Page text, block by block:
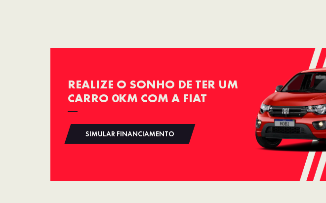
REALIZE O SONHO DE TER UM
CARRO 0KM COM A FIAT
SIMULAR FINANCIAMENTO